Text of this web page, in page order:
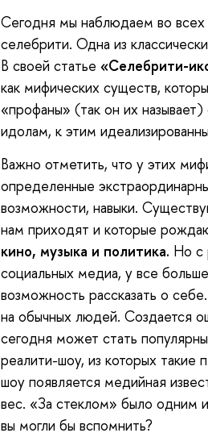
Сегодня мы наблюдаем во всех
селебрити. Одна из
В своей статье «Селебрити-
как мифических существ,
«профаны» (так он их
идолам, к этим
Важно отметить, что у этих
определенные
возможности, навыки.
нам приходят и которые
кино, музыка и политика. Но с
социальных медиа, у все
возможность рассказать о
на обычных людей. Создается
сегодня может стать
реалити-шоу, из которых такие
шоу появляется медийная
вес. «За стеклом» было одним
вы могли бы вспомнить?